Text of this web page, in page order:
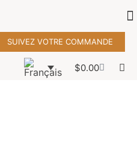
SUIVEZ VOTRE COMMANDE
$0.00